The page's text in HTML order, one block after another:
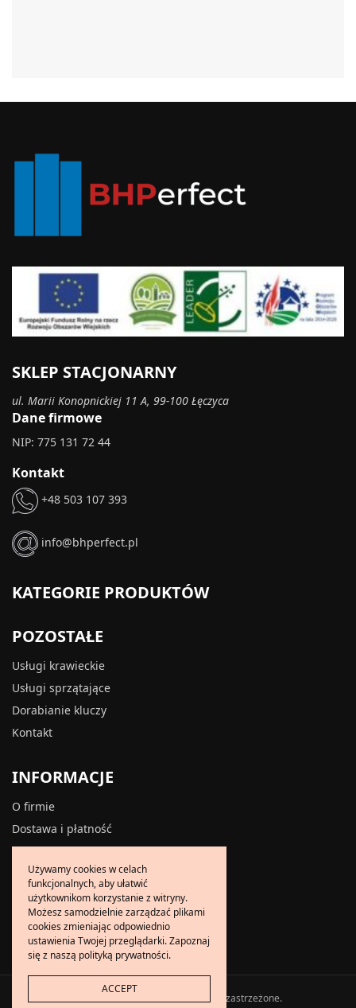
SKLEP STACJONARNY
ul. Marii Konopnickiej 11 A, 99-100 Łęczyca
Dane firmowe
NIP: 775 131 72 44
Kontakt
+48 503 107 393
info@bhperfect.pl
KATEGORIE PRODUKTÓW
POZOSTAŁE
Usługi krawieckie
Usługi sprzątające
Dorabianie kluczy
Kontakt
INFORMACJE
O firmie
Dostawa i płatność
Zwroty i reklamacje
Polityka prywatności
Polityka cookies
Regulamin
Copyright © 2024 Wszelkie prawa zastrzeżone.
Używamy cookies w celach
funkcjonalnych, aby ułatwić
użytkownikom korzystanie z witryny.
Możesz samodzielnie zarządzać plikami
cookies zmieniając odpowiednio
ustawienia Twojej przeglądarki. Zapoznaj
się z naszą polityką prywatności.
ACCEPT